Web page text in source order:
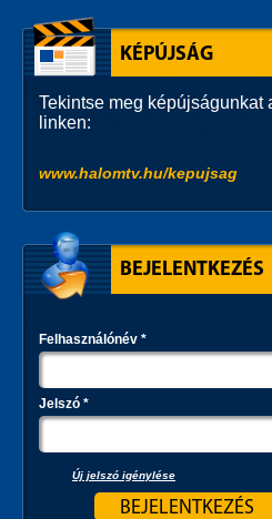
KÉPÚJSÁG
Tekintse meg képújságunkat
linken:
www.halomtv.hu/kepujsag
BEJELENTKEZÉS
Felhasználónév *
Jelszó *
Új jelszó igénylése